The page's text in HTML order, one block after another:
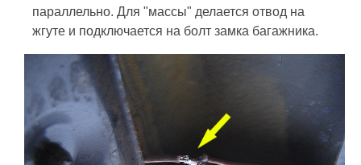
параллельно. Для "массы" делается отвод на
жгуте и подключается на болт замка багажника.